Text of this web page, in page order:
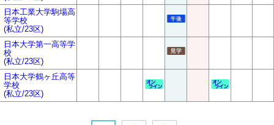
日本工業大学駒場高
等学校
(私立/23区)
日本大学第一高等学
校
(私立/23区)
日本大学鶴ヶ丘高等
学校
(私立/23区)